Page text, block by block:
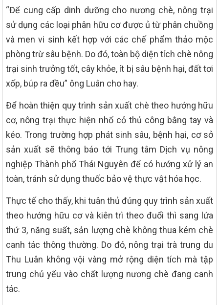
“Để cung cấp dinh dưỡng cho nương chè, nông trại
sử dụng các loại phân hữu cơ được ủ từ phân chuồng
và men vi sinh kết hợp với các chế phẩm thảo mộc
phòng trừ sâu bệnh. Do đó, toàn bộ diện tích chè nông
trại sinh trưởng tốt, cây khỏe, ít bị sâu bệnh hại, đất tơi
xốp, búp ra đều” ông Luân cho hay.
Để hoàn thiện quy trình sản xuất chè theo hướng hữu
cơ, nông trại thực hiện nhổ cỏ thủ công bằng tay và
kéo. Trong trường hợp phát sinh sâu, bệnh hại, cơ sở
sản xuất sẽ thông báo tới Trung tâm Dịch vụ nông
nghiệp Thành phố Thái Nguyên để có hướng xử lý an
toàn, tránh sử dụng thuốc bảo vệ thực vật hóa học.
Thực tế cho thấy, khi tuân thủ đúng quy trình sản xuất
theo hướng hữu cơ và kiên trì theo đuổi thì sang lứa
thứ 3, năng suất, sản lượng chè không thua kém chè
canh tác thông thường. Do đó, nông trại trà trung du
Thu Luân không vội vàng mở rộng diện tích mà tập
trung chủ yếu vào chất lượng nương chè đang canh
tác.